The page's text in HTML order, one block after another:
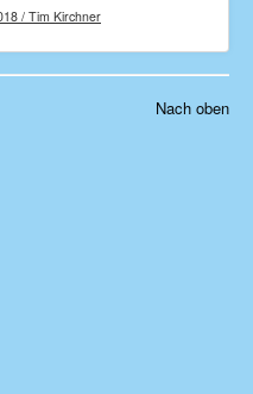
/ Tim Kirchner
Nach oben